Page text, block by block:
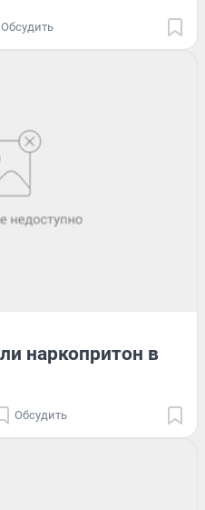
Обсудить
наркопритон в
Обсудить